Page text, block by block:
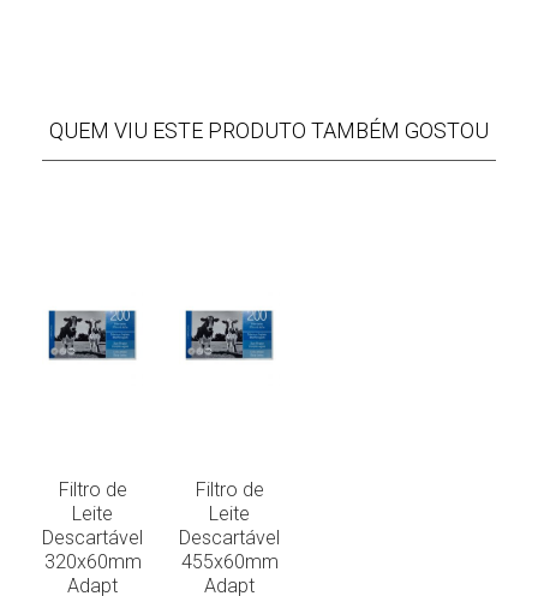
QUEM VIU ESTE PRODUTO TAMBÉM GOSTOU
Filtro de
Leite
Descartável
320x60mm
Adapt
Filtro de
Leite
Descartável
455x60mm
Adapt